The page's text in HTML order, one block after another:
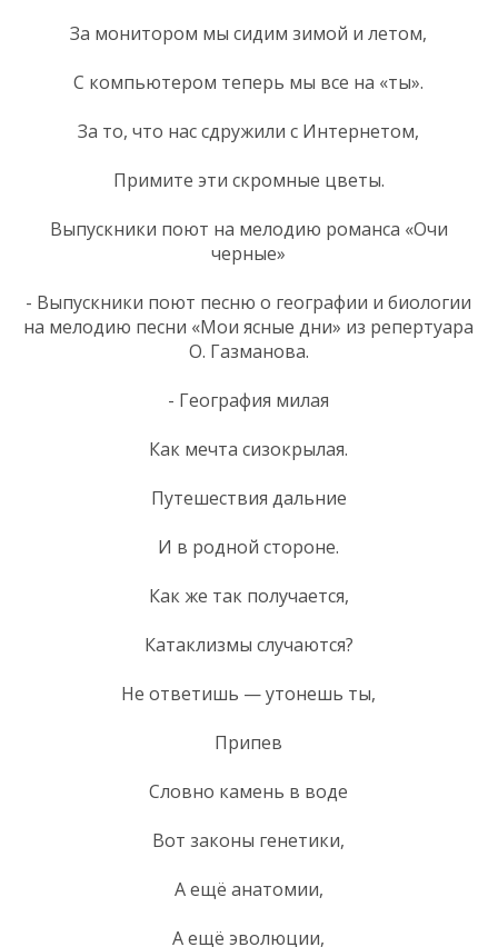
За монитором мы сидим зимой и летом,
С компьютером теперь мы все на «ты».
За то, что нас сдружили с Интернетом,
Примите эти скромные цветы.
Выпускники поют на мелодию романса «Очи
черные»
- Выпускники поют песню о географии и биологии
на мелодию песни «Мои ясные дни» из репертуара
О. Газманова.
- География милая
Как мечта сизокрылая.
Путешествия дальние
И в родной стороне.
Как же так получается,
Катаклизмы случаются?
Не ответишь — утонешь ты,
Припев
Словно камень в воде
Вот законы генетики,
А ещё анатомии,
А ещё эволюции,